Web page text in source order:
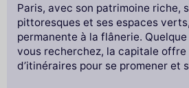
Paris, avec son patrimoine riche,
pittoresques et ses espaces
permanente à la flânerie.
vous recherchez, la capitale
d’itinéraires pour se promener et